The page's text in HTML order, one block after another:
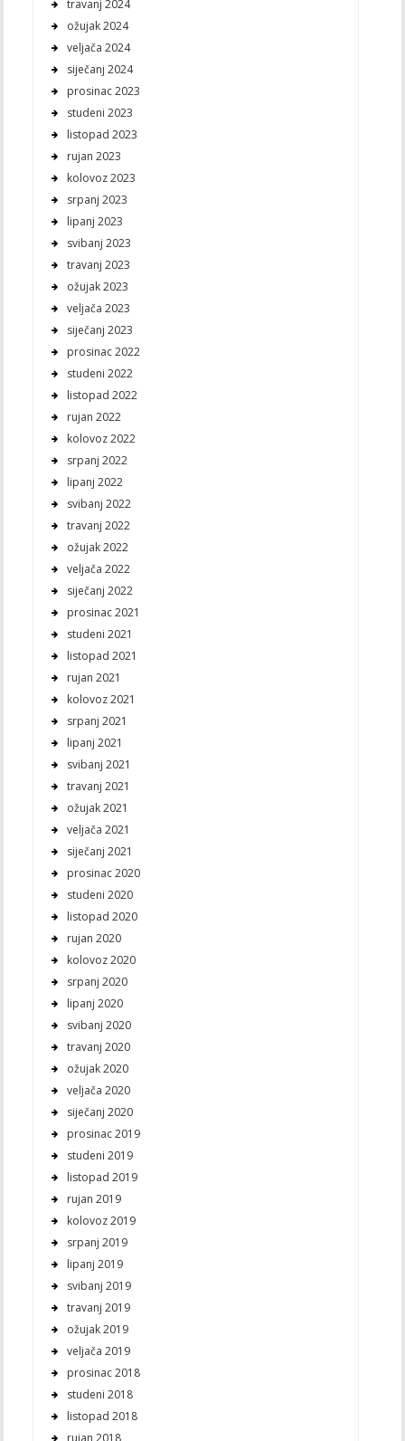
travanj 2024
ožujak 2024
veljača 2024
siječanj 2024
prosinac 2023
studeni 2023
listopad 2023
rujan 2023
kolovoz 2023
srpanj 2023
lipanj 2023
svibanj 2023
travanj 2023
ožujak 2023
veljača 2023
siječanj 2023
prosinac 2022
studeni 2022
listopad 2022
rujan 2022
kolovoz 2022
srpanj 2022
lipanj 2022
svibanj 2022
travanj 2022
ožujak 2022
veljača 2022
siječanj 2022
prosinac 2021
studeni 2021
listopad 2021
rujan 2021
kolovoz 2021
srpanj 2021
lipanj 2021
svibanj 2021
travanj 2021
ožujak 2021
veljača 2021
siječanj 2021
prosinac 2020
studeni 2020
listopad 2020
rujan 2020
kolovoz 2020
srpanj 2020
lipanj 2020
svibanj 2020
travanj 2020
ožujak 2020
veljača 2020
siječanj 2020
prosinac 2019
studeni 2019
listopad 2019
rujan 2019
kolovoz 2019
srpanj 2019
lipanj 2019
svibanj 2019
travanj 2019
ožujak 2019
veljača 2019
prosinac 2018
studeni 2018
listopad 2018
rujan 2018